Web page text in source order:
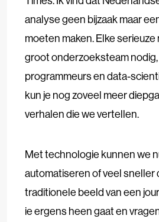
analyse geen bijzaak maar
moeten maken. Elke
groot onderzoeksteam
programmeurs en data-
kun je nog zoveel meer
verhalen die we vertellen.
Met technologie kunnen we
automatiseren of veel sneller
traditionele beeld van een
ie ergens heen gaat en